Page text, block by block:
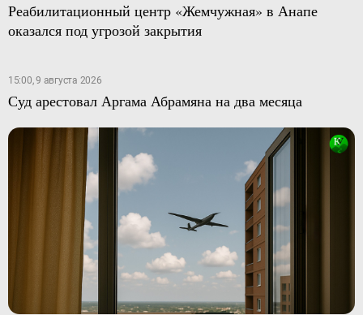
Реабилитационный центр «Жемчужная» в Анапе
оказался под угрозой закрытия
15:00, 9 августа 2026
Суд арестовал Аргама Абрамяна на два месяца